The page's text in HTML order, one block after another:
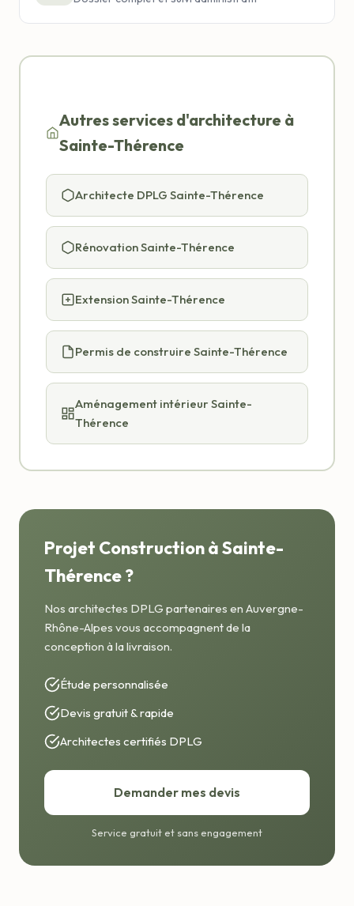
Autres services d'architecture à
Sainte-Thérence
Architecte DPLG Sainte-Thérence
Rénovation Sainte-Thérence
Extension Sainte-Thérence
Permis de construire Sainte-Thérence
Aménagement intérieur Sainte-
Thérence
Projet Construction à Sainte-
Thérence ?
Nos architectes DPLG partenaires en Auvergne-
Rhône-Alpes vous accompagnent de la
conception à la livraison.
Étude personnalisée
Devis gratuit & rapide
Architectes certifiés DPLG
Demander mes devis
Service gratuit et sans engagement